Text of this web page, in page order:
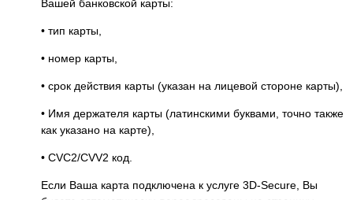
Вашей банковской карты:
• тип карты,
• номер карты,
• срок действия карты (указан на лицевой стороне карты),
• Имя держателя карты (латинскими буквами, точно также
как указано на карте),
• CVC2/CVV2 код.
Если Ваша карта подключена к услуге 3D-Secure, Вы